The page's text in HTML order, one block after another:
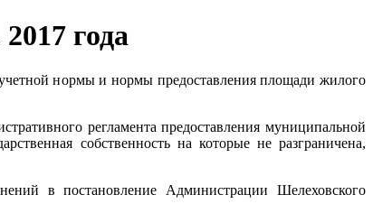
года
нормы и нормы предоставления площади жилого
регламента предоставления муниципальной
собственность на которые не разграничена,
в постановление Администрации Шелеховского